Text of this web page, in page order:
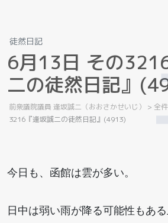
徒然日記
6月1 3日 その321
二の徒然日記』 (4
前衆議院議員 逢坂誠二（おおさかせいじ） > 全件
3216『逢坂誠二の徒然日記』(4913)
今日も、函館は雲が多い。
日中は弱い雨が降る可能性もある